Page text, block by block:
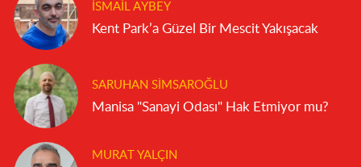
İSMAIL AYBEY
Kent Park’a Güzel Bir Mescit Yakışacak
SARUHAN SIMSAROĞLU
Manisa "Sanayi Odası" Hak Etmiyor mu?
MURAT YALÇIN